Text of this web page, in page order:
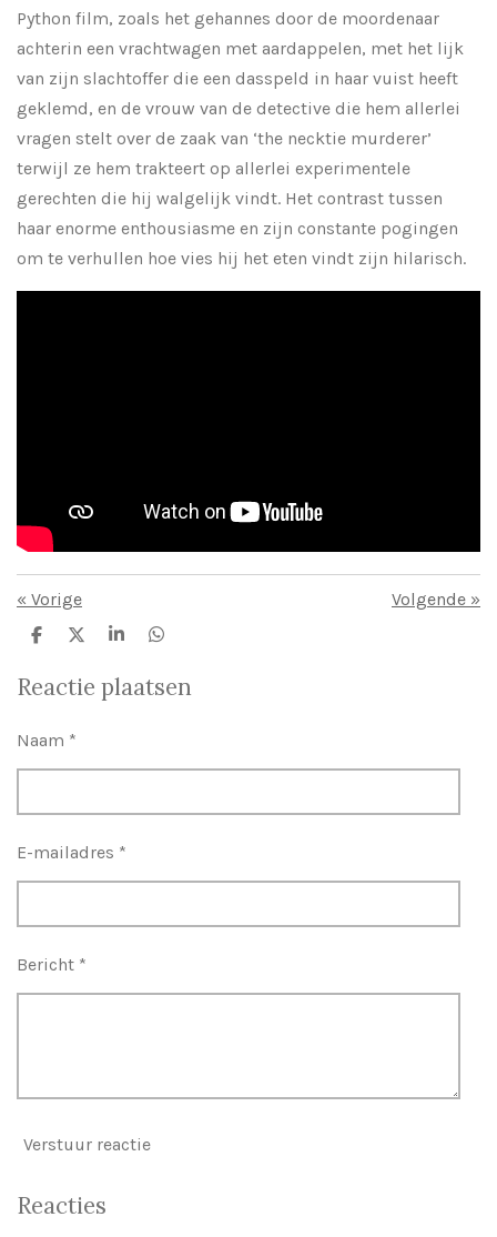
Python film, zoals het gehannes door de moordenaar
achterin een vrachtwagen met aardappelen, met het lijk
van zijn slachtoffer die een dasspeld in haar vuist heeft
geklemd, en de vrouw van de detective die hem allerlei
vragen stelt over de zaak van ‘the necktie murderer’
terwijl ze hem trakteert op allerlei experimentele
gerechten die hij walgelijk vindt. Het contrast tussen
haar enorme enthousiasme en zijn constante pogingen
om te verhullen hoe vies hij het eten vindt zijn hilarisch.
« Vorige Volgende »
D
e
D
e
l
S
a
r
D
e
Reactie plaatsen
Naam *
E-mailadres *
Bericht *
Verstuur reactie
Reacties